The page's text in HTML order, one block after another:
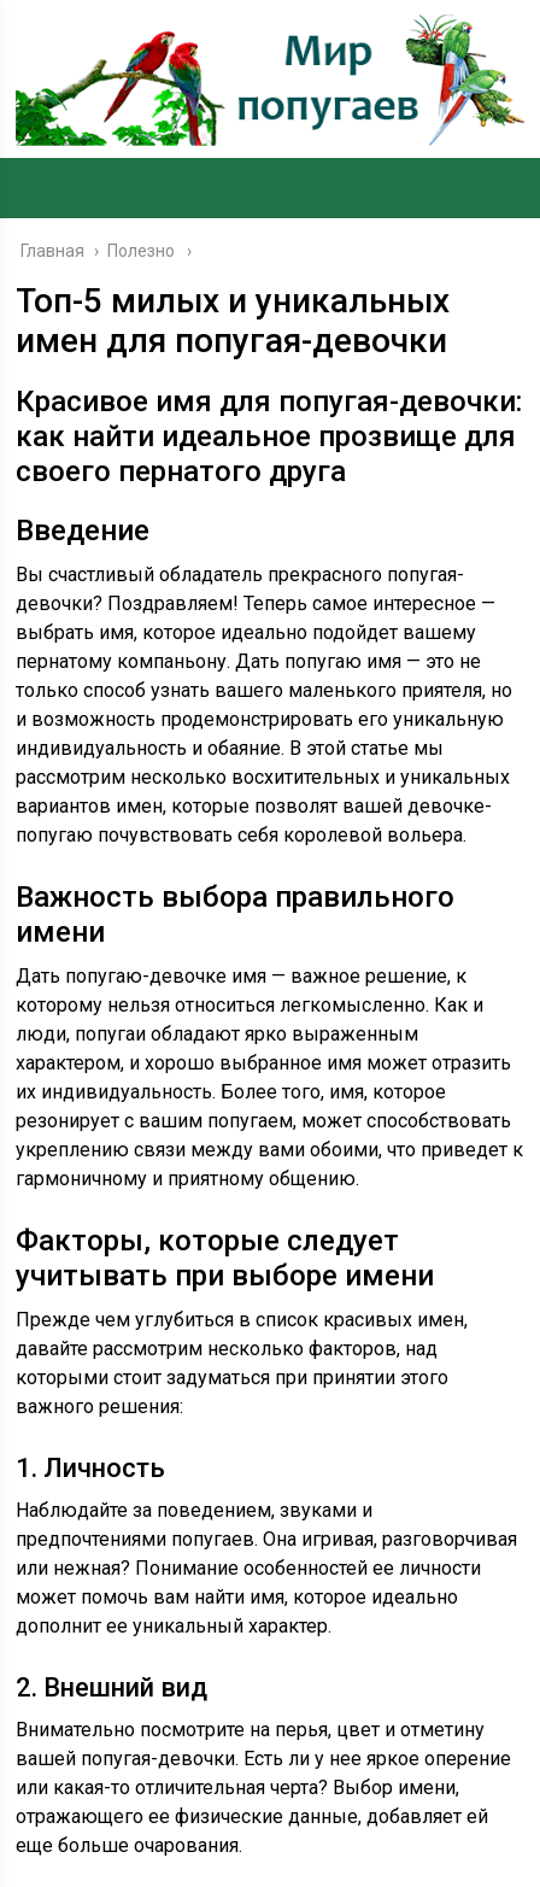
Главная › Полезно
Топ-5 милых и уникальных
имен для попугая-девочки
Красивое имя для попугая-девочки:
как найти идеальное прозвище для
своего пернатого друга
Введение
Вы счастливый обладатель прекрасного попугая-
девочки? Поздравляем! Теперь самое интересное —
выбрать имя, которое идеально подойдет вашему
пернатому компаньону. Дать попугаю имя — это не
только способ узнать вашего маленького приятеля, но
и возможность продемонстрировать его уникальную
индивидуальность и обаяние. В этой статье мы
рассмотрим несколько восхитительных и уникальных
вариантов имен, которые позволят вашей девочке-
попугаю почувствовать себя королевой вольера.
Важность выбора правильного
имени
Дать попугаю-девочке имя — важное решение, к
которому нельзя относиться легкомысленно. Как и
люди, попугаи обладают ярко выраженным
характером, и хорошо выбранное имя может отразить
их индивидуальность. Более того, имя, которое
резонирует с вашим попугаем, может способствовать
укреплению связи между вами обоими, что приведет к
гармоничному и приятному общению.
Факторы, которые следует
учитывать при выборе имени
Прежде чем углубиться в список красивых имен,
давайте рассмотрим несколько факторов, над
которыми стоит задуматься при принятии этого
важного решения:
1. Личность
Наблюдайте за поведением, звуками и
предпочтениями попугаев. Она игривая, разговорчивая
или нежная? Понимание особенностей ее личности
может помочь вам найти имя, которое идеально
дополнит ее уникальный характер.
2. Внешний вид
Внимательно посмотрите на перья, цвет и отметину
вашей попугая-девочки. Есть ли у нее яркое оперение
или какая-то отличительная черта? Выбор имени,
отражающего ее физические данные, добавляет ей
еще больше очарования.